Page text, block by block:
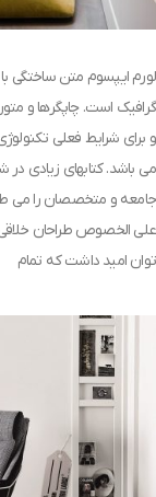
لورم ایپسوم متن ساختگی
گرافیک است. چاپگرها و
و برای شرایط فعلی
می باشد. کتابهای زیادی
جامعه و متخصصان را می
علی الخصوص طراحان
توان امید داشت که تمام